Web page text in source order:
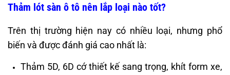
Thảm lót sàn ô tô nên lắp loại nào tốt?
Trên thị trường hiện nay có nhiều loại, nhưng phổ
biến và được đánh giá cao nhất là:
Thảm 5D, 6D cớ thiết kế sang trọng, khít form xe,